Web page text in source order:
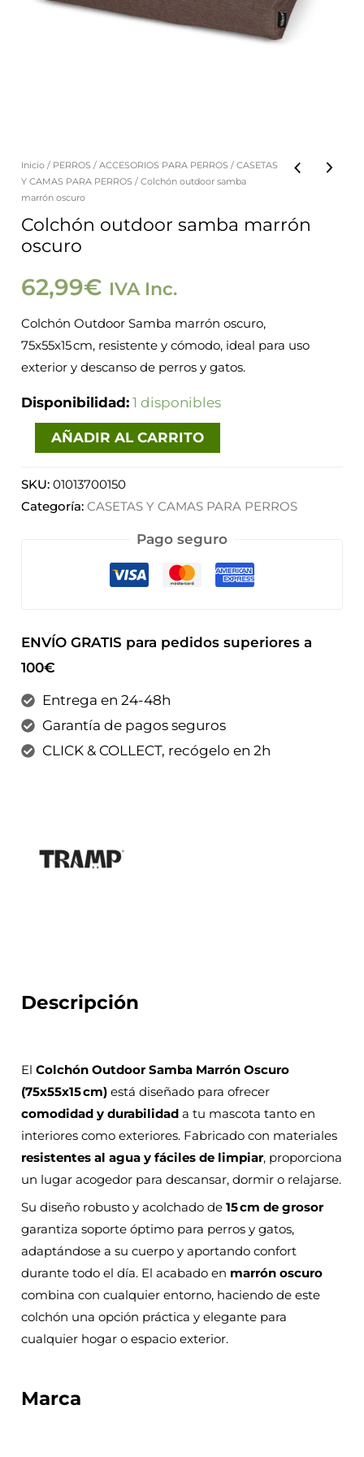
Inicio / PERROS /ACCESORIOS PARA PERROS /CASETAS
Y CAMAS PARA PERROS / Colchón outdoor samba
marrón oscuro
Colchón outdoor samba marrón
oscuro
62,99€ IVA Inc.
Colchón Outdoor Samba marrón oscuro,
75x55x15 cm, resistente y cómodo, ideal para uso
exterior y descanso de perros y gatos.
Disponibilidad: 1 disponibles
Colchón
outdoor
samba
marrón
cantidad
AÑADIR AL CARRITO
SKU:01013700150
Categoría:CASETAS Y CAMAS PARA PERROS
Pago seguro
ENVÍO GRATIS para pedidos superiores a
100€
Entrega en 24-48h
Garantía de pagos seguros
CLICK & COLLECT, recógelo en 2h
Descripción
ElColchón Outdoor Samba Marrón Oscuro
(75x55x15 cm) está diseñado para ofrecer
comodidad y durabilidad a tu mascota tanto en
interiores como exteriores. Fabricado con materiales
resistentes al agua y fáciles de limpiar, proporciona
un lugar acogedor para descansar, dormir o relajarse.
Su diseño robusto y acolchado de15 cm de grosor
garantiza soporte óptimo para perros y gatos,
adaptándose a su cuerpo y aportando confort
durante todo el día. El acabado en marrón oscuro
combina con cualquier entorno, haciendo de este
colchón una opción práctica y elegante para
cualquier hogar o espacio exterior.
Marca